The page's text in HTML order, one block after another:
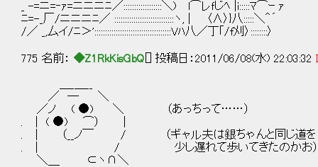
_ -=ニ=‐ｧ=ニニニﾆ／::::::::::::::::::＼) l⌒レｆじﾍ |i:::::ﾏ⌒ｰ ｧ
ﾆ=-_厂/ニニニﾆ／ ::::::::::::::::::::::::::::ヽ, | 〈∧〉}八:::::＼＾´
/／ _,厶イ/ﾆ＞'::::::::::::::::::::::::::::::::::::Vﾊ八／丁｢/f刈〉::::::::〉
775 名前： ◆Z1RkKisGbQ [] 投稿日：2011/06/08(水) 22:03:32
／ ― ＼
／ノ ( ●) ＼ （あっちって……）
. ｜ ( ●) ⌒） |
. ｜ （__ノ￣ / （ギャル夫は銀ちゃんと同じ道を
. ｜ / 少し遅れて歩いてきたのかお）
＼＿ ⊂ヽ∩＼